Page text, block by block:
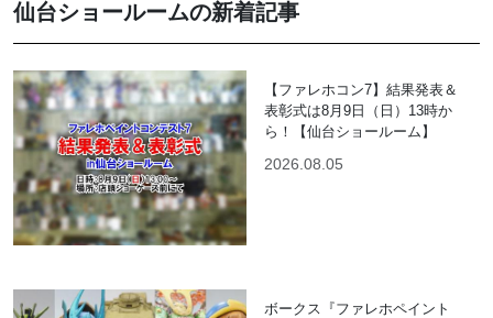
仙台ショールームの新着記事
【ファレホコン7】結果発表＆
表彰式は8月9日（日）13時か
ら！【仙台ショールーム】
2026.08.05
ボークス『ファレホペイント